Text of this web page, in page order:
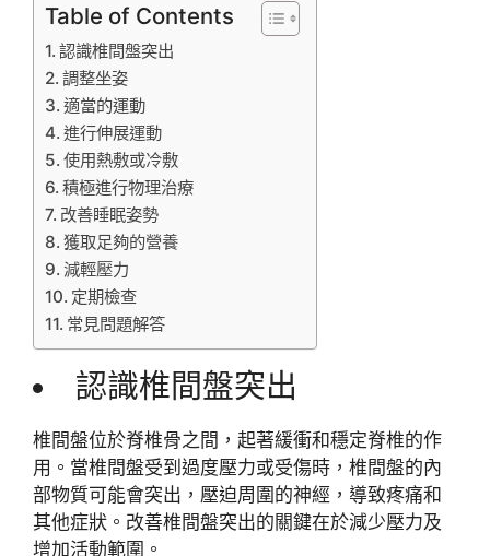
Table of Contents
認識椎間盤突出
調整坐姿
適當的運動
進行伸展運動
使用熱敷或冷敷
積極進行物理治療
改善睡眠姿勢
獲取足夠的營養
減輕壓力
定期檢查
常見問題解答
認識椎間盤突出
椎間盤位於脊椎骨之間，起著緩衝和穩定脊椎的作
用。當椎間盤受到過度壓力或受傷時，椎間盤的內
部物質可能會突出，壓迫周圍的神經，導致疼痛和
其他症狀。改善椎間盤突出的關鍵在於減少壓力及
增加活動範圍。